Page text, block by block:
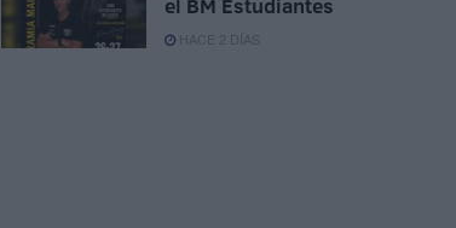
el BM Estudiantes
HACE 2 DÍAS